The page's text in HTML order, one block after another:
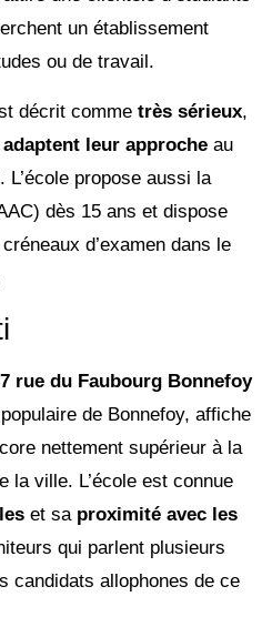
un établissement
ou de travail.
décrit comme très sérieux,
leur approche au
L’école propose aussi la
dès 15 ans et dispose
d’examen dans le
rue du Faubourg Bonnefoy
de Bonnefoy, affiche
nettement supérieur à la
la ville. L’école est connue
et sa proximité avec les
qui parlent plusieurs
candidats allophones de ce